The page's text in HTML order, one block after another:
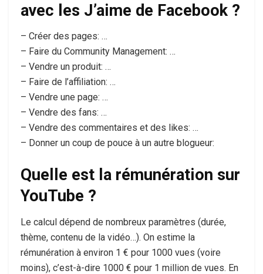
avec les J’aime de Facebook ?
– Créer des pages: …
– Faire du Community Management: …
– Vendre un produit: …
– Faire de l’affiliation: …
– Vendre une page: …
– Vendre des fans: …
– Vendre des commentaires et des likes: …
– Donner un coup de pouce à un autre blogueur:
Quelle est la rémunération sur
YouTube ?
Le calcul dépend de nombreux paramètres (durée,
thème, contenu de la vidéo…). On estime la
rémunération à environ 1 € pour 1000 vues (voire
moins), c’est-à-dire 1000 € pour 1 million de vues. En